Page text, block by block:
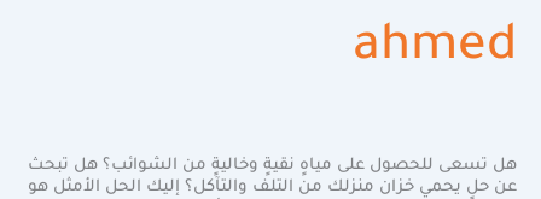
ahmed
هل تسعى للحصول على مياهٍ نقيةٍ وخاليةٍ من الشوائب؟ هل تبحث
عن حلٍ يحمي خزان منزلك من التلف والتآكل؟ إليك الحل الأمثل هو